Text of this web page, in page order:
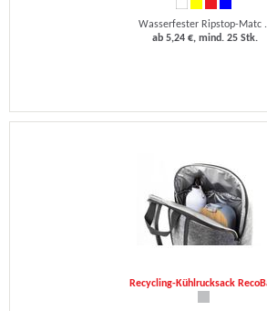
Wasserfester Ripstop-Matc
ab 5,24 €, mind. 25 Stk.
Recycling-Kühlrucksack